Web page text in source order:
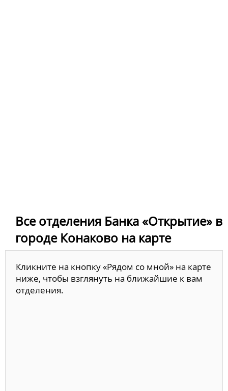
Все отделения Банка «Открытие» в
городе Конаково на карте
Кликните на кнопку «Рядом со мной» на карте
ниже, чтобы взглянуть на ближайшие к вам
отделения.